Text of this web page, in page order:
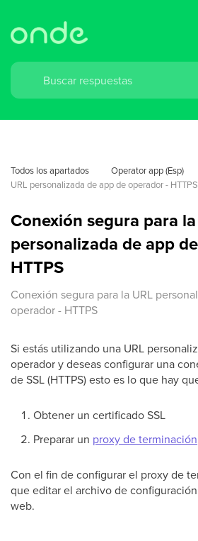
Todos los apartados Operator app (Esp)
URL personalizada de app de operador - HTTPS
Conexión segura para
personalizada de app
HTTPS
Conexión segura para la URL
operador - HTTPS
Si estás utilizando una URL
operador y deseas configurar una
de SSL (HTTPS) esto es lo que hay
Obtener un certificado SSL
Preparar un proxy de terminación
Con el fin de configurar el proxy de
que editar el archivo de
web.